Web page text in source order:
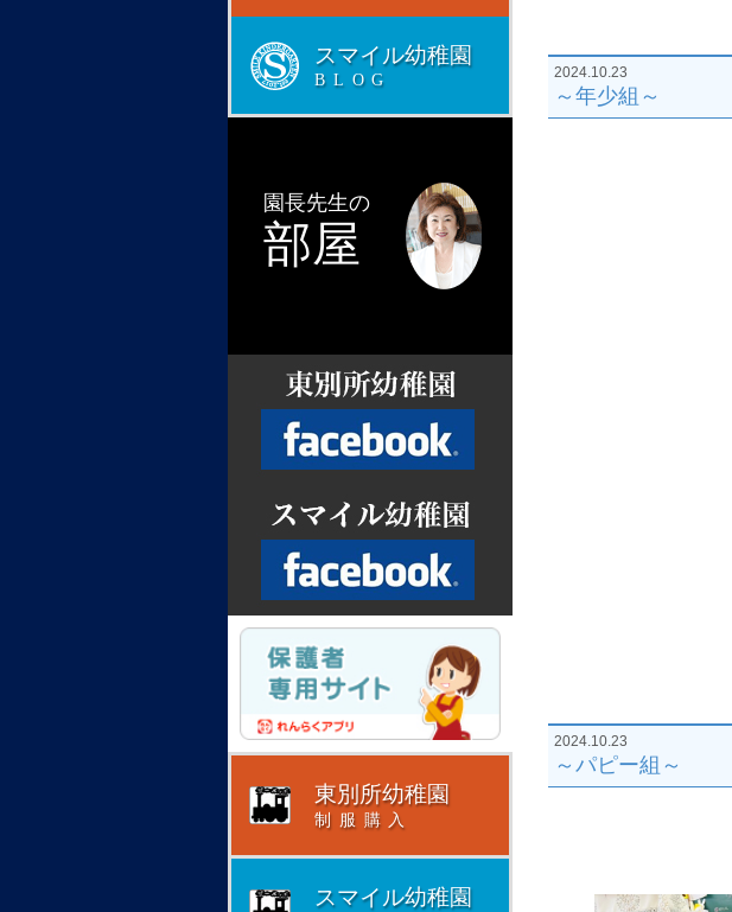
2024.10.23
～年少組～
2024.10.23
～パピー組～
スマイル幼稚園
BLOG
園長先生の
部屋
Facebook
Facebook
東別所幼稚園
制服購入
スマイル幼稚園